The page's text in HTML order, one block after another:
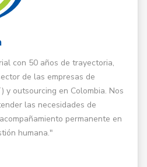
con 50 años de trayectoria,
de las empresas de
y outsourcing en Colombia. Nos
las necesidades de
permanente en
humana."